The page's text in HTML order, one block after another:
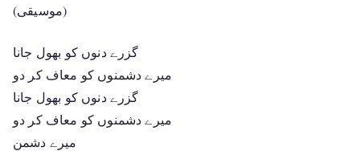
(موسیقی)
گزرے دنوں کو بھول جانا
میرے دشمنوں کو معاف کر دو
گزرے دنوں کو بھول جانا
میرے دشمنوں کو معاف کر دو
میرے دشمن